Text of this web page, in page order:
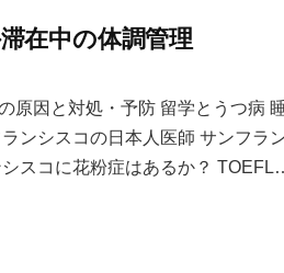
在中の体調管理
原因と対処・予防 留学とうつ病
ンシスコの日本人医師 サンフラ
スコに花粉症はあるか？